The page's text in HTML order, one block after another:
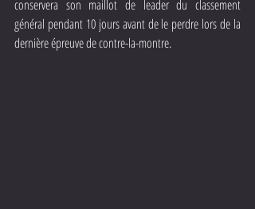
conservera son maillot de leader du classement
général pendant 10 jours avant de le perdre lors de la
dernière épreuve de contre-la-montre.